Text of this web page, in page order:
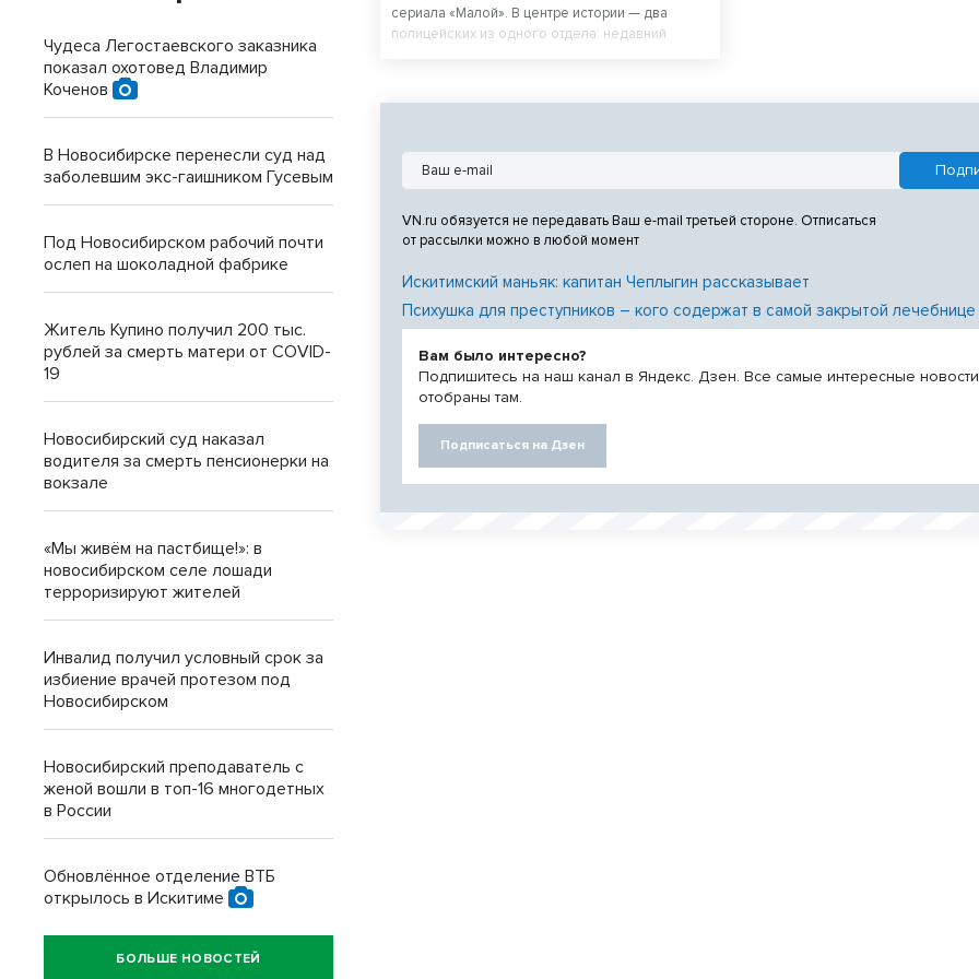
сериала «Малой». В центре истории — два
полицейских из одного отдела: недавний
VN.ru обязуется не передавать Ваш e-mail третьей стороне. Отписаться
от рассылки можно в любой момент
Искитимский маньяк: капитан Чеплыгин рассказывает
Психушка для преступников – кого содержат в самой закрытой
Вам было интересно?
Подпишитесь на наш канал в Яндекс. Дзен. Все самые интересные новости
отобраны там.
Подписаться на Дзен
Чудеса Легостаевского заказника
показал охотовед Владимир
Коченов
В Новосибирске перенесли суд над
заболевшим экс-гаишником Гусевым
Под Новосибирском рабочий почти
ослеп на шоколадной фабрике
Житель Купино получил 200 тыс.
рублей за смерть матери от COVID-
19
Новосибирский суд наказал
водителя за смерть пенсионерки на
вокзале
«Мы живём на пастбище!»: в
новосибирском селе лошади
терроризируют жителей
Инвалид получил условный срок за
избиение врачей протезом под
Новосибирском
Новосибирский преподаватель с
женой вошли в топ-16 многодетных
в России
Обновлённое отделение ВТБ
открылось в Искитиме
БОЛЬШЕ НОВОСТЕЙ